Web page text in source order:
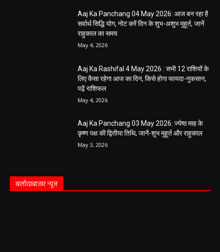
Aaj Ka Panchang 04 May 2026: आज बन रहा है
सर्वार्थ सिद्धि योग, नोट करें दिन के शुभ-अशुभ मुहूर्त, जानें
राहुकाल का समय
May 4, 2026
Aaj Ka Rashifal 4 May 2026 : सभी 12 राशियों के
लिए कैसा रहेगा आज का दिन, किसे होगा फायदा-नुकसान,
पढ़ें राशिफल
May 4, 2026
Aaj Ka Panchang 03 May 2026: ज्येष्ठ माह के
कृष्ण पक्ष की द्वितीया तिथि, जानें-शुभ मुहूर्त और राहुकाल
May 3, 2026
बलौदाबाज़ार न्यूज़